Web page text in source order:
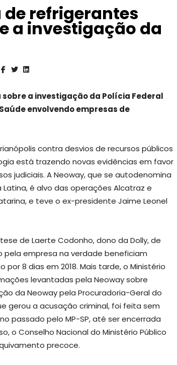
de refrigerantes
a investigação da
a investigação da Polícia Federal
envolvendo empresas de
contra desvios de recursos públicos
está trazendo novas evidências em favor
judiciais. A Neoway, que se autodenomina
é alvo das operações Alcatraz e
e teve o ex-presidente Jaime Leonel
de Laerte Codonho, dono da Dolly, de
pela empresa na verdade beneficiam
8 dias em 2018. Mais tarde, o Ministério
levantadas pela Neoway sobre
da Neoway pela Procuradoria-Geral do
gerou a acusação criminal, foi feita sem
passado pelo MP-SP, até ser encerrada
o Conselho Nacional do Ministério Público
precoce.